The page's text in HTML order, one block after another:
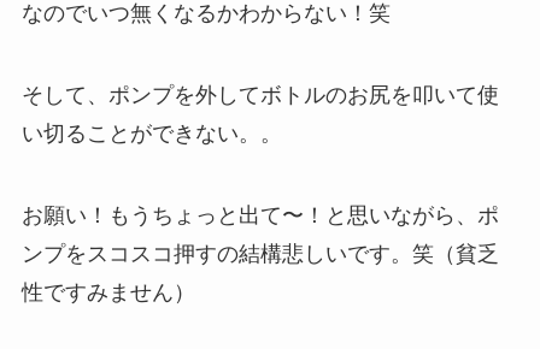
なのでいつ無くなるかわからない！笑
そして、ポンプを外してボトルのお尻を叩いて使
い切ることができない。。
お願い！ もうちょっと出て〜！ と思いながら、ポ
ンプをスコスコ押すの結構悲しいです。笑（貧乏
性ですみません）